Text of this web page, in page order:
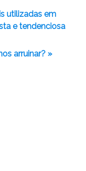
utilizadas em
e tendenciosa
arruinar? »